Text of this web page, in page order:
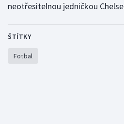
Olympijské hry
Plavání
neotřesitelnou jedničkou
ŠTÍTKY
Fotbal